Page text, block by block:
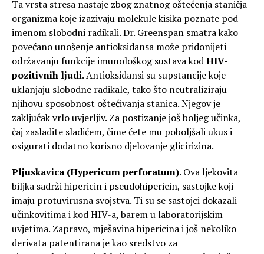
Ta vrsta stresa nastaje zbog znatnog oštećenja staničja
organizma koje izazivaju molekule kisika poznate pod
imenom slobodni radikali. Dr. Greenspan smatra kako
povećano unošenje antioksidansa može pridonijeti
održavanju funkcije imunološkog sustava kodHIV-
pozitivnih ljudi. Antioksidansi su supstancije koje
uklanjaju slobodne radikale, tako što neutraliziraju
njihovu sposobnost oštećivanja stanica. Njegov je
zaključak vrlo uvjerljiv. Za postizanje još boljeg učinka,
čaj zasladite sladićem, čime ćete mu poboljšali ukus i
osigurati dodatno korisno djelovanje glicirizina.
Pljuskavica (Hypericum perforatum). Ova ljekovita
biljka sadrži hipericin i pseudohipericin, sastojke koji
imaju protuvirusna svojstva. Ti su se sastojci dokazali
učinkovitima i kod HIV-a, barem u laboratorijskim
uvjetima. Zapravo, mješavina hipericina i još nekoliko
derivata patentirana je kao sredstvo za